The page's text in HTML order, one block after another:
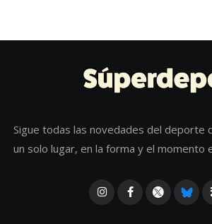
Sigue todas las novedades del deporte
un solo lugar, en la forma y el momento